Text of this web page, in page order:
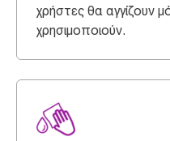
χρήστες θα αγγίζουν
χρησιμοποιούν.